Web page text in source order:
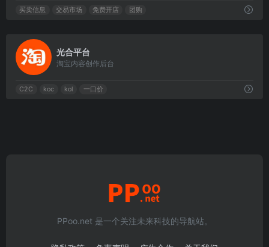
买卖信息 交易市场 免费开店 团购
光合平台
淘宝内容创作后台
C2C koc kol 一口价
PPoo.net 是一个关注未来科技的导航站。